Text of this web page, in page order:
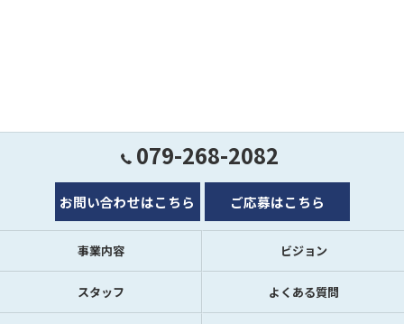
079-268-2082
お問い合わせはこちら ご応募はこちら
事業内容 ビジョン
スタッフ よくある質問